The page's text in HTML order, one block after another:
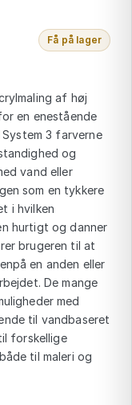
Få på lager
af høj
en enestående
3 farverne
og
vand eller
som en tykkere
i hvilken
hurtigt og danner
brugeren til at
en anden eller
De mange
med
til vandbaseret
forskellige
til maleri og